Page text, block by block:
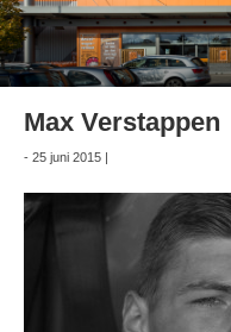
Max Verstappen
- 25 juni 2015 |